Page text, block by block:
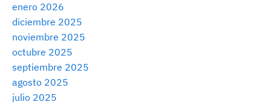
enero 2026
diciembre 2025
noviembre 2025
octubre 2025
septiembre 2025
agosto 2025
julio 2025